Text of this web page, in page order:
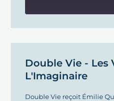
RSS FEED
EMBED
Double Vie - Les
L'Imaginaire
Double Vie reçoit Émilie